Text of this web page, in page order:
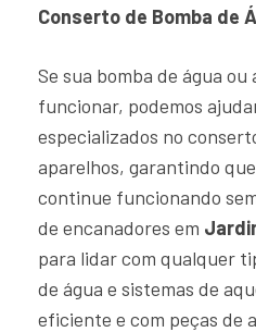
Conserto de Bomba de
Se sua bomba de água
funcionar, podemos
especializados no
aparelhos, garantindo
continue funcionando
de encanadores em
para lidar com qualquer
de água e sistemas de
eficiente e com peças de